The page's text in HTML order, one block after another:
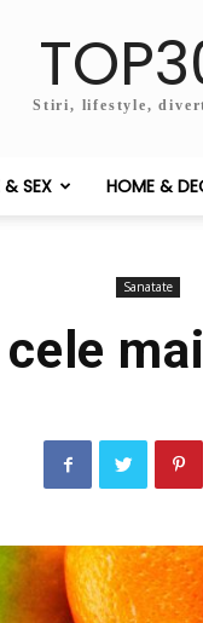
Stiri, lifestyle,
SEX HOME &
Sanatate